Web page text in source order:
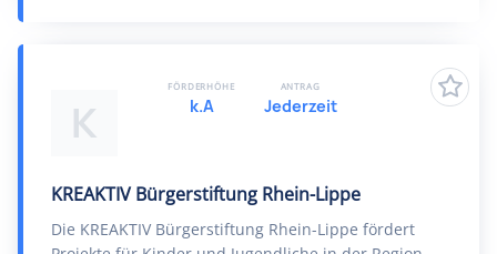
K
KREAKTIV Bürgerstiftung Rhein-Lippe
Die KREAKTIV Bürgerstiftung Rhein-Lippe fördert
FÖRDERHÖHE
k.A
ANTRAG
Jederzeit